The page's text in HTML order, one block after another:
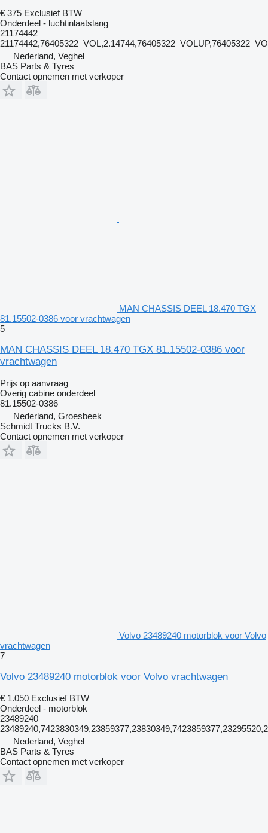
€ 375 Exclusief BTW
Onderdeel - luchtinlaatslang
21174442
Nederland, Veghel
BAS Parts & Tyres
Contact opnemen met verkoper
MAN CHASSIS DEEL 18.470 TGX
81.15502-0386 voor vrachtwagen
5
MAN CHASSIS DEEL 18.470 TGX 81.15502-0386 voor
vrachtwagen
Prijs op aanvraag
Overig cabine onderdeel
81.15502-0386
Nederland, Groesbeek
Schmidt Trucks B.V.
Contact opnemen met verkoper
Volvo 23489240 motorblok voor Volvo
vrachtwagen
7
Volvo 23489240 motorblok voor Volvo vrachtwagen
€ 1.050 Exclusief BTW
Onderdeel - motorblok
23489240
Nederland, Veghel
BAS Parts & Tyres
Contact opnemen met verkoper